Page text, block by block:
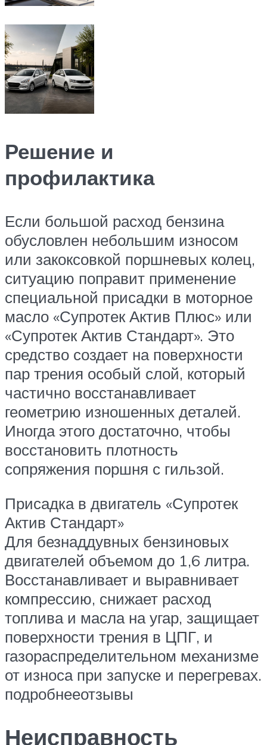
Решение и
профилактика
Если большой расход бензина
обусловлен небольшим износом
или закоксовкой поршневых колец,
ситуацию поправит применение
специальной присадки в моторное
масло «Супротек Актив Плюс» или
«Супротек Актив Стандарт». Это
средство создает на поверхности
пар трения особый слой, который
частично восстанавливает
геометрию изношенных деталей.
Иногда этого достаточно, чтобы
восстановить плотность
сопряжения поршня с гильзой.
Присадка в двигатель «Супротек
Актив Стандарт»
Для безнаддувных бензиновых
двигателей объемом до 1,6 литра.
Восстанавливает и выравнивает
компрессию, снижает расход
топлива и масла на угар, защищает
поверхности трения в ЦПГ, и
газораспределительном механизме
от износа при запуске и перегревах.
подробнееотзывы
Неисправность